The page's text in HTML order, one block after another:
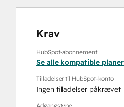
Krav
HubSpot-abonnement
Se alle kompatible planer
Tilladelser til HubSpot-konto
Ingen tilladelser påkrævet
Adgangstype